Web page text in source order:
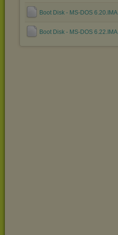
Boot Disk - MS-DOS 6.20.IMA
Boot Disk - MS-DOS 6.22.IMA